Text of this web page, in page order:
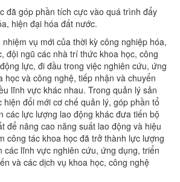
đã góp phần tích cực vào quá trình đẩy
hiện đại hóa đất nước.
vụ mới của thời kỳ công nghiệp hóa,
đội ngũ các nhà trí thức khoa học, công
lực, đi đầu trong việc nghiên cứu, ứng
học và công nghệ, tiếp nhận và chuyển
lĩnh vực khác nhau. Trong quản lý sản
đổi mới cơ chế quản lý, góp phần tổ
các lực lượng lao động khác đưa tiến bộ
để nâng cao năng suất lao động và hiệu
công tác khoa học đã trở thành lực lượng
các lĩnh vực nghiên cứu, ứng dụng, triển
và các dịch vụ khoa học, công nghệ